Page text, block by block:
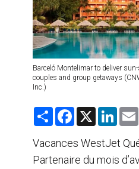
FORMATION & RESSOURCES
Barceló Montelimar to deliver
couples and group getaways
Inc.)
S
r
e
F
e
b
o
X
L
k
e
d
Vacances WestJet
Partenaire du mois